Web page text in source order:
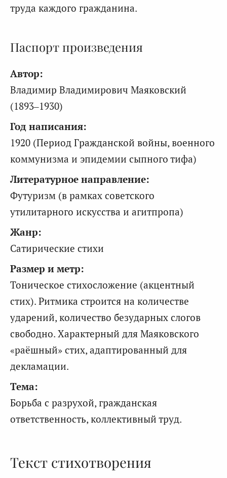
труда каждого гражданина.
Паспорт произведения
Автор:
Владимир Владимирович Маяковский
(1893–1930)
Год написания:
1920 (Период Гражданской войны, военного
коммунизма и эпидемии сыпного тифа)
Литературное направление:
Футуризм (в рамках советского
утилитарного искусства и агитпропа)
Жанр:
Сатирические стихи
Размер и метр:
Тоническое стихосложение (акцентный
стих). Ритмика строится на количестве
ударений, количество безударных слогов
свободно. Характерный для Маяковского
«раёшный» стих, адаптированный для
декламации.
Тема:
Борьба с разрухой, гражданская
ответственность, коллективный труд.
Текст стихотворения